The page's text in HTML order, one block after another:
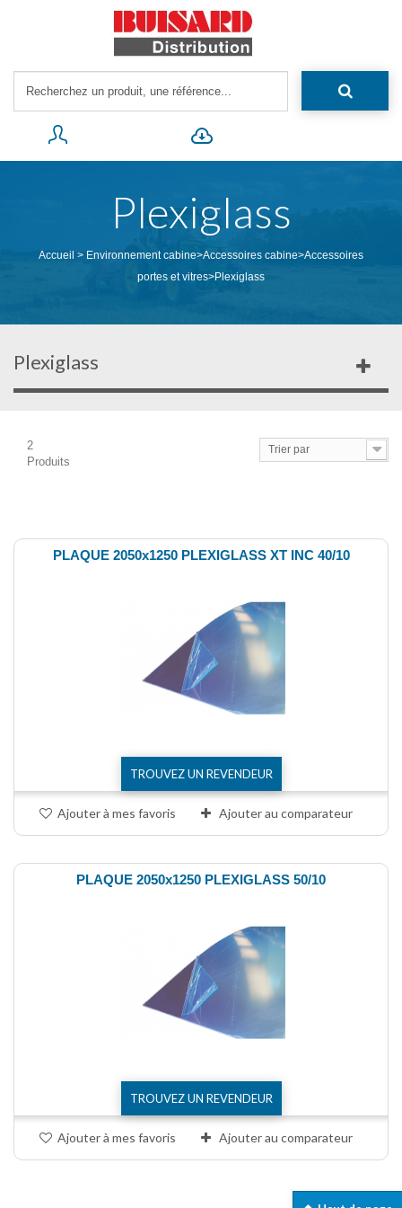
Plexiglass
Accueil > Environnement cabine>Accessoires cabine>Accessoires
portes et vitres>Plexiglass
Plexiglass
2
Produits
Trier par
PLAQUE 2050x1250 PLEXIGLASS XT INC 40/10
TROUVEZ UN REVENDEUR
Ajouter à mes favoris Ajouter au comparateur
PLAQUE 2050x1250 PLEXIGLASS 50/10
TROUVEZ UN REVENDEUR
Ajouter à mes favoris Ajouter au comparateur